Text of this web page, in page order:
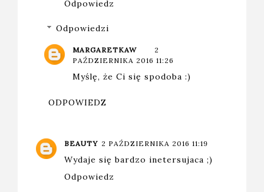
Odpowiedz
Odpowiedzi
MARGARETKAW
2
PAŹDZIERNIKA 2016 11:26
Myślę, że Ci się spodoba :)
ODPOWIEDZ
BEAUTY 2 PAŹDZIERNIKA 2016 11:19
Wydaje się bardzo inetersujaca ;)
Odpowiedz